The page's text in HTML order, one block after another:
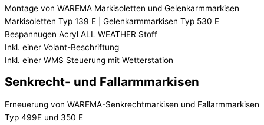
Montage von WAREMA Markisoletten und Gelenkarmmarkisen
Markisoletten Typ 139 E | Gelenkarmmarkisen Typ 530 E
Bespannugen Acryl ALL WEATHER Stoff
Inkl. einer Volant-Beschriftung
Inkl. einer WMS Steuerung mit Wetterstation
Senkrecht- und Fallarmmarkisen
Erneuerung von WAREMA-Senkrechtmarkisen und Fallarmmarkisen
Typ 499E und 350 E